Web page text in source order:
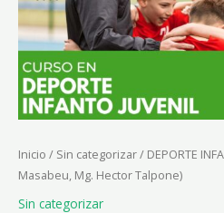
Inicio / Sin categorizar/ DEPORTE
Masabeu, Mg. Hector Talpone)
Sin categorizar
Emilio
Masabeu,
Mg.
Hector
Talpone)
cantidad